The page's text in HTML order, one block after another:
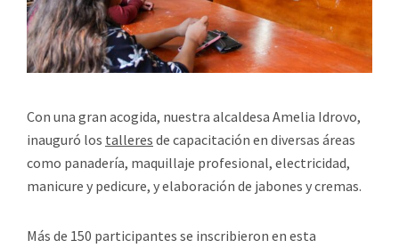
Con una gran acogida, nuestra alcaldesa Amelia Idrovo,
inauguró los talleres de capacitación en diversas áreas
como panadería, maquillaje profesional, electricidad,
manicure y pedicure, y elaboración de jabones y cremas.
Más de 150 participantes se inscribieron en esta